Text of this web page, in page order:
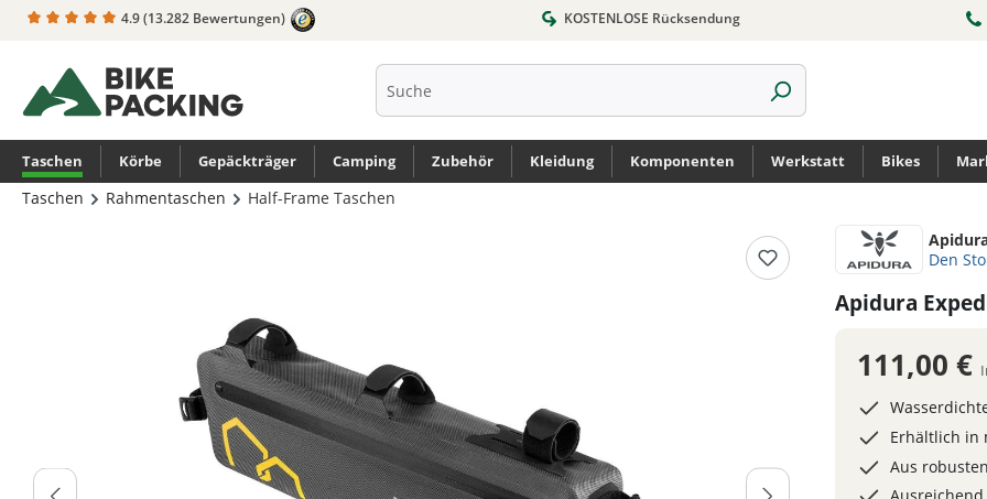
Zur Hauptnavigation springen
4.9(13.282 Bewertungen) KOSTENLOSE Rücksendung
Taschen Körbe Gepäckträger Camping Zubehör Kleidung Komponenten Werkstatt Bikes
Taschen Rahmentaschen
Half-Frame Taschen
Den
Apidura
111,00 €
Erhältlich in
Aus